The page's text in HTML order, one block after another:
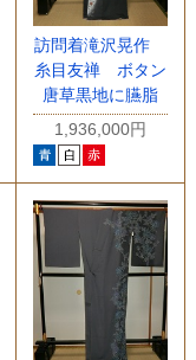
訪問着滝沢晃作
糸目友禅 ボタン
唐草黒地に臙脂
1,936,000円